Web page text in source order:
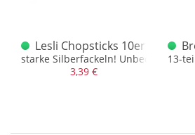
Lesli Chopsticks 10er
starke Silberfackeln! Unbedingt
3,39 €
13-